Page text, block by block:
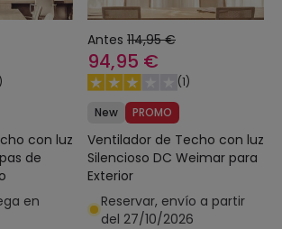
)
con luz
de
en
Antes 114,95 €
94,95 €
(1)
New
PROMO
Ventilador de Techo con luz
Silencioso DC Weimar para
Exterior
Reservar, envío a partir
del 27/10/2026